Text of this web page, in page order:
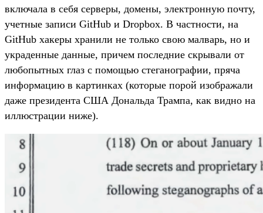
включала в себя серверы, домены, электронную почту,
учетные записи GitHub и Dropbox. В частности, на
GitHub хакеры хранили не только свою малварь, но и
украденные данные, причем последние скрывали от
любопытных глаз с помощью стеганографии, пряча
информацию в картинках (которые порой изображали
даже президента США Дональда Трампа, как видно на
иллюстрации ниже).